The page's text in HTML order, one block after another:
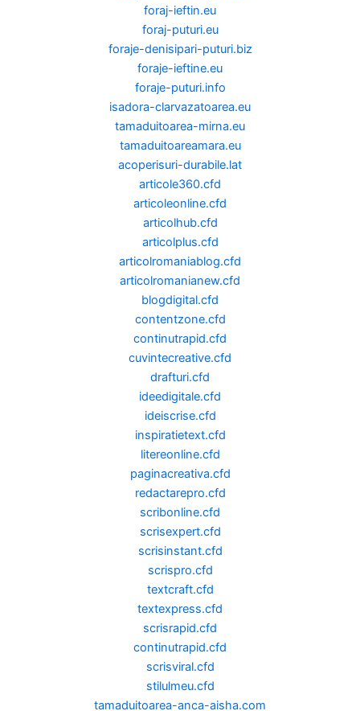
foraj-ieftin.eu
foraj-puturi.eu
foraje-denisipari-puturi.biz
foraje-ieftine.eu
foraje-puturi.info
isadora-clarvazatoarea.eu
tamaduitoarea-mirna.eu
tamaduitoareamara.eu
acoperisuri-durabile.lat
articole360.cfd
articoleonline.cfd
articolhub.cfd
articolplus.cfd
articolromaniablog.cfd
articolromanianew.cfd
blogdigital.cfd
contentzone.cfd
continutrapid.cfd
cuvintecreative.cfd
drafturi.cfd
ideedigitale.cfd
ideiscrise.cfd
inspiratietext.cfd
litereonline.cfd
paginacreativa.cfd
redactarepro.cfd
scribonline.cfd
scrisexpert.cfd
scrisinstant.cfd
scrispro.cfd
textcraft.cfd
textexpress.cfd
scrisrapid.cfd
continutrapid.cfd
scrisviral.cfd
stilulmeu.cfd
tamaduitoarea-anca-aisha.com